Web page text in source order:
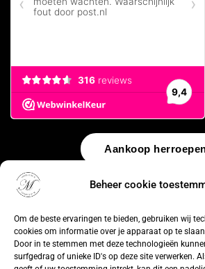
Beheer cookie
Om de beste ervaringen te bieden, gebruiken wij
cookies om informatie over je apparaat op te
Door in te stemmen met deze technologieën
surfgedrag of unieke ID's op deze site verwerken.
Aankoop
© 2026 by WebUnlimited–Algemene